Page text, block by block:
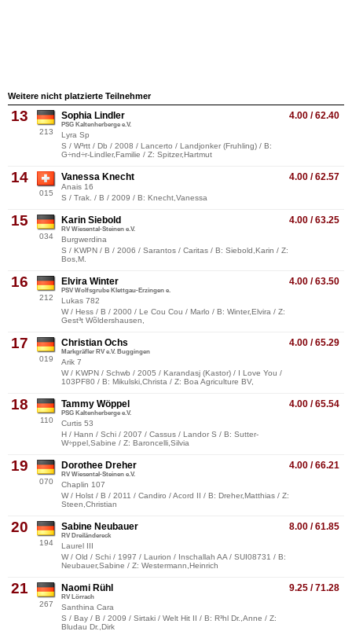
Weitere nicht platzierte Teilnehmer
13
213
4.00 / 62.40
Sophia Lindler
PSG Kaltenherberge e.V.
Lyra Sp
S / W³rtt / Db / 2008 / Lancerto / Landjonker (Fruhling) / B:
G÷nd÷r-Lindler,Familie / Z: Spitzer,Hartmut
14
015
4.00 / 62.57
Vanessa Knecht
Anais 16
S / Trak. / B / 2009 / B: Knecht,Vanessa
15
034
4.00 / 63.25
Karin Siebold
RV Wiesental-Steinen e.V.
Burgwerdina
S / KWPN / B / 2006 / Sarantos / Caritas / B: Siebold,Karin / Z:
Bos,M.
16
212
4.00 / 63.50
Elvira Winter
PSV Wolfsgrube Klettgau-Erzingen e.
Lukas 782
W / Hess / B / 2000 / Le Cou Cou / Marlo / B: Winter,Elvira / Z:
Gest³t Wõldershausen,
17
019
4.00 / 65.29
Christian Ochs
Markgräfler RV e.V. Buggingen
Arik 7
W / KWPN / Schwb / 2005 / Karandasj (Kastor) / I Love You /
103PF80 / B: Mikulski,Christa / Z: Boa Agriculture BV,
18
110
4.00 / 65.54
Tammy Wöppel
PSG Kaltenherberge e.V.
Curtis 53
H / Hann / Schi / 2007 / Cassus / Landor S / B: Sutter-
W÷ppel,Sabine / Z: Baroncelli,Silvia
19
070
4.00 / 66.21
Dorothee Dreher
RV Wiesental-Steinen e.V.
Chaplin 107
W / Holst / B / 2011 / Candiro / Acord II / B: Dreher,Matthias / Z:
Steen,Christian
20
194
8.00 / 61.85
Sabine Neubauer
RV Dreiländereck
Laurel III
W / Old / Schi / 1997 / Laurion / Inschallah AA / SUI08731 / B:
Neubauer,Sabine / Z: Westermann,Heinrich
21
267
9.25 / 71.28
Naomi Rühl
RV Lörrach
Santhina Cara
S / Bay / B / 2009 / Sirtaki / Welt Hit II / B: R³hl Dr.,Anne / Z:
Bludau Dr.,Dirk